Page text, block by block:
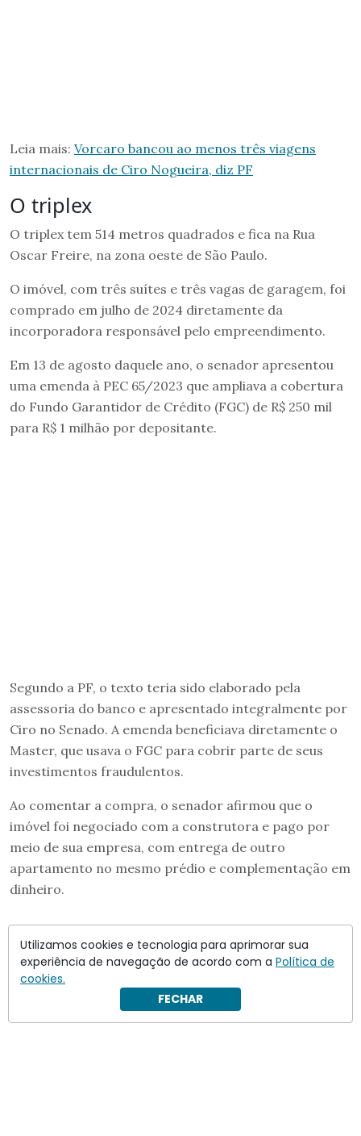
Leia mais: Vorcaro bancou ao menos três viagens
internacionais de Ciro Nogueira, diz PF
O triplex
O triplex tem 514 metros quadrados e fica na Rua
Oscar Freire, na zona oeste de São Paulo.
O imóvel, com três suítes e três vagas de garagem, foi
comprado em julho de 2024 diretamente da
incorporadora responsável pelo empreendimento.
Em 13 de agosto daquele ano, o senador apresentou
uma emenda à PEC 65/2023 que ampliava a cobertura
do Fundo Garantidor de Crédito (FGC) de R$ 250 mil
para R$ 1 milhão por depositante.
Segundo a PF, o texto teria sido elaborado pela
assessoria do banco e apresentado integralmente por
Ciro no Senado. A emenda beneficiava diretamente o
Master, que usava o FGC para cobrir parte de seus
investimentos fraudulentos.
Ao comentar a compra, o senador afirmou que o
imóvel foi negociado com a construtora e pago por
meio de sua empresa, com entrega de outro
apartamento no mesmo prédio e complementação em
dinheiro.
Utilizamos cookies e tecnologia para aprimorar sua
experiência de navegação de acordo com a Política de
cookies.
FECHAR